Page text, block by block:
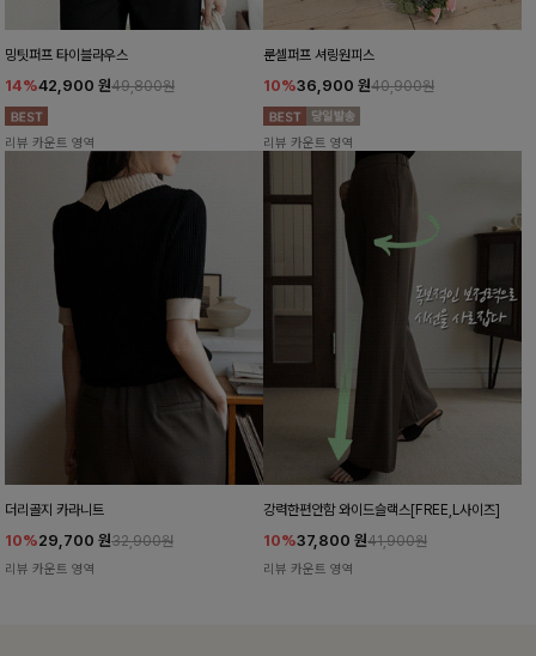
밍팃퍼프 타이블라우스
14%42,900 원49,800원
리뷰 카운트 영역
룬셀퍼프 셔링원피스
10%36,900 원40,900원
리뷰 카운트 영역
더리골지 카라니트
10%29,700 원32,900원
리뷰 카운트 영역
강력한편안함 와이드슬랙스[FREE,L사이즈]
10%37,800 원41,900원
리뷰 카운트 영역